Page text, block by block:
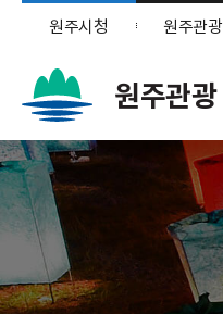
원주시청 원주관광
원주관광